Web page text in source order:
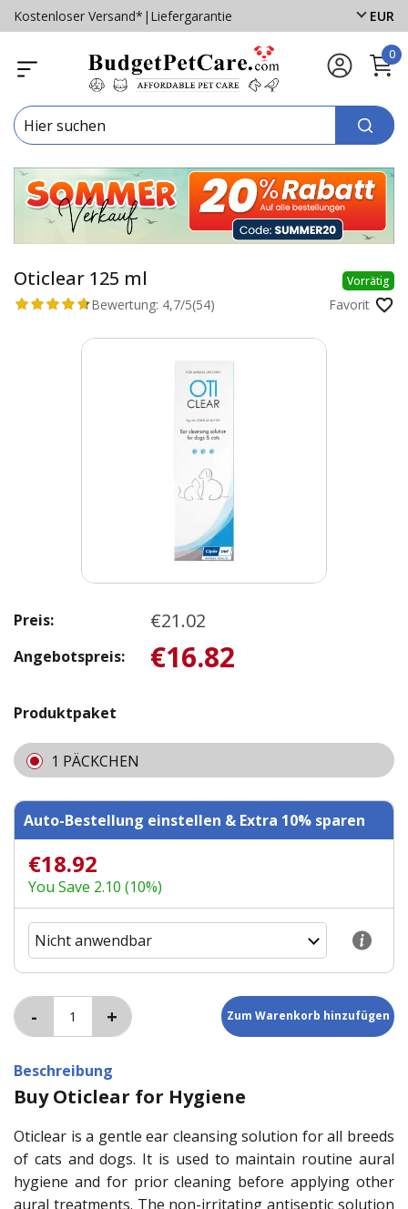
Kostenloser Versand* | Liefergarantie EUR
0
Oticlear 125 ml Vorrätig
Bewertung: 4,7/5(54) Favorit
Preis: €21.02
Angebotspreis: €16.82
Produktpaket
1 PÄCKCHEN
Auto-Bestellung einstellen & Extra 10% sparen
€18.92
You Save 2.10 (10%)
Beschreibung
Buy Oticlear for Hygiene
Oticlear is a gentle ear cleansing solution for all breeds
of cats and dogs. It is used to maintain routine aural
hygiene and for prior cleaning before applying other
aural treatments. The non-irritating antiseptic solution